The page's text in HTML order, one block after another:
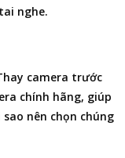
nghe.
camera trước
chính hãng, giúp
nên chọn chúng